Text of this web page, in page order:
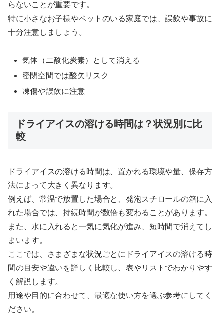
らないことが重要です。
特に小さなお子様やペットのいる家庭では、誤飲や事故に
十分注意しましょう。
気体（二酸化炭素）として消える
密閉空間では酸欠リスク
凍傷や誤飲に注意
ドライアイスの溶ける時間は？状況別に比
較
ドライアイスの溶ける時間は、置かれる環境や量、保存方
法によって大きく異なります。
例えば、常温で放置した場合と、発泡スチロールの箱に入
れた場合では、持続時間が数倍も変わることがあります。
また、水に入れると一気に気化が進み、短時間で消えてし
まいます。
ここでは、さまざまな状況ごとにドライアイスの溶ける時
間の目安や違いを詳しく比較し、表やリストでわかりやす
く解説します。
用途や目的に合わせて、最適な使い方を選ぶ参考にしてく
ださい。